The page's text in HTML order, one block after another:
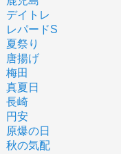
デイトレ
レパードS
夏祭り
唐揚げ
梅田
真夏日
長崎
円安
原爆の日
秋の気配